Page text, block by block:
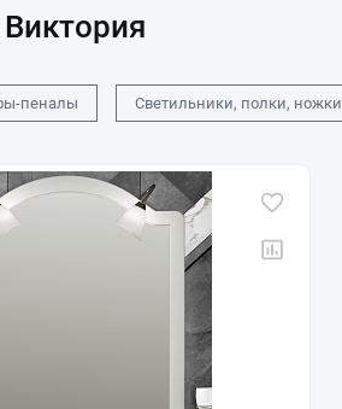
пеналы Светильники, полки, ножки